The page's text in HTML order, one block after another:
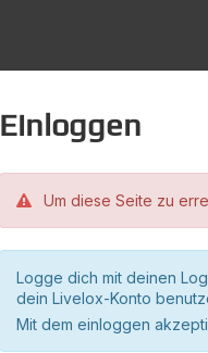
Einloggen
Um diese Seite zu
Logge dich mit deinen
dein Livelox-Konto
Mit dem einloggen